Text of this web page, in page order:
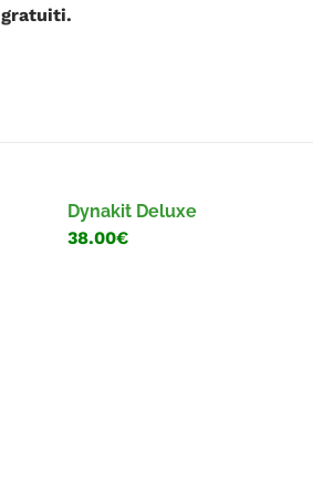
Dynakit Deluxe
38.00€